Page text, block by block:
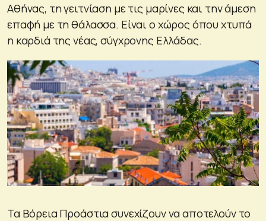
Αθήνας, τη γειτνίαση με τις μαρίνες και την άμεση
επαφή με τη θάλασσα. Είναι ο χώρος όπου χτυπά
η καρδιά της νέας, σύγχρονης Ελλάδας.
Τα Βόρεια Προάστια συνεχίζουν να αποτελούν το